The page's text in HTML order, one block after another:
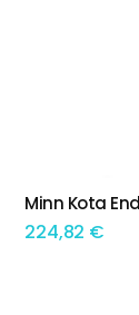
Minn Kota
224,82 €